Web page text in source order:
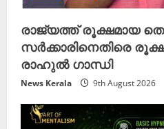
രാജ്യത്ത് രൂക്ഷമായ
സർക്കാരിനെതിരെ
രാഹുൽ ഗാന്ധി
News Kerala 9th August 2026